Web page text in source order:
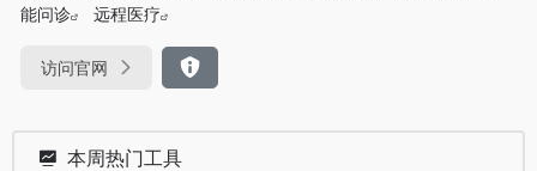
能问诊
远程医疗
访问官网
本周热门工具